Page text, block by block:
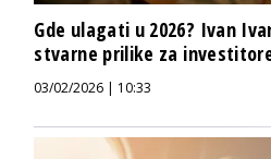
Gde ulagati u 2026? Ivan
stvarne prilike za
03/02/2026 | 10:33